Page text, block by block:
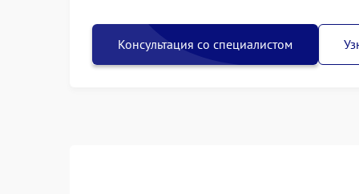
Консультация со специалистом